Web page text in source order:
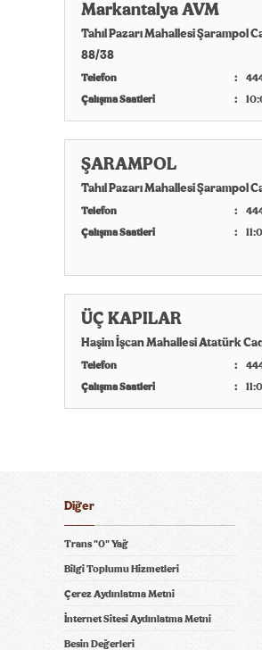
Markantalya AVM
Tahıl Pazarı Mahallesi Şarampol
88/38
Telefon
Çalışma Saatleri
ŞARAMPOL
Tahıl Pazarı Mahallesi Şarampol
Telefon
Çalışma Saatleri
ÜÇ KAPILAR
Haşim İşcan Mahallesi Atatürk
Telefon
Çalışma Saatleri
Diğer
Trans "0" Yağ
Bilgi Toplumu Hizmetleri
Çerez Aydınlatma Metni
İnternet Sitesi Aydınlatma Metni
Besin Değerleri